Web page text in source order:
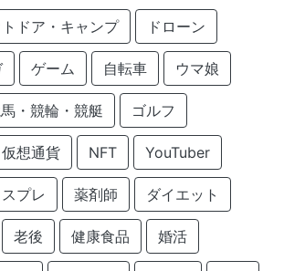
ドア・キャンプ ドローン
ゲーム 自転車 ウマ娘
・競輪・競艇 ゴルフ
仮想通貨 NFT YouTuber
プレ 薬剤師 ダイエット
老後 健康食品 婚活